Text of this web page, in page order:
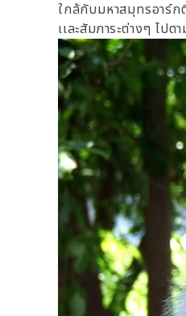
ใกล้กับมหาสมุทรอาร์ก
เเละสัมภาระต่างๆ ไป